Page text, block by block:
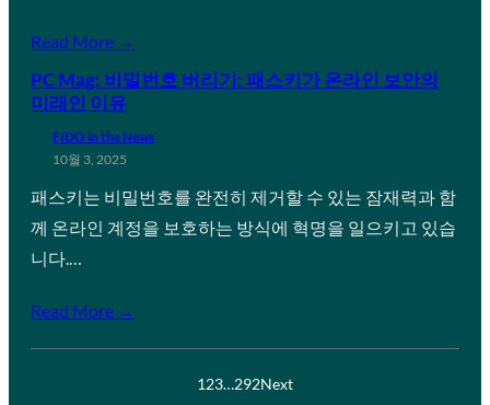
Read More →
PC Mag: 비밀번호 버리기: 패스키가 온라인 보안의
미래인 이유
FIDO in the News
10월 3, 2025
패스키는 비밀번호를 완전히 제거할 수 있는 잠재력과 함
께 온라인 계정을 보호하는 방식에 혁명을 일으키고 있습
니다.…
Read More →
123…292Next